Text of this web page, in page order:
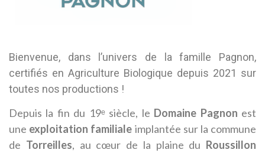
Bienvenue, dans l’univers de la famille Pagnon,
certifiés en Agriculture Biologique depuis 2021 sur
toutes nos productions !
Depuis la fin du 19ᵉ siècle, le Domaine Pagnon est
une exploitation familiale implantée sur la commune
de Torreilles, au cœur de la plaine du Roussillon